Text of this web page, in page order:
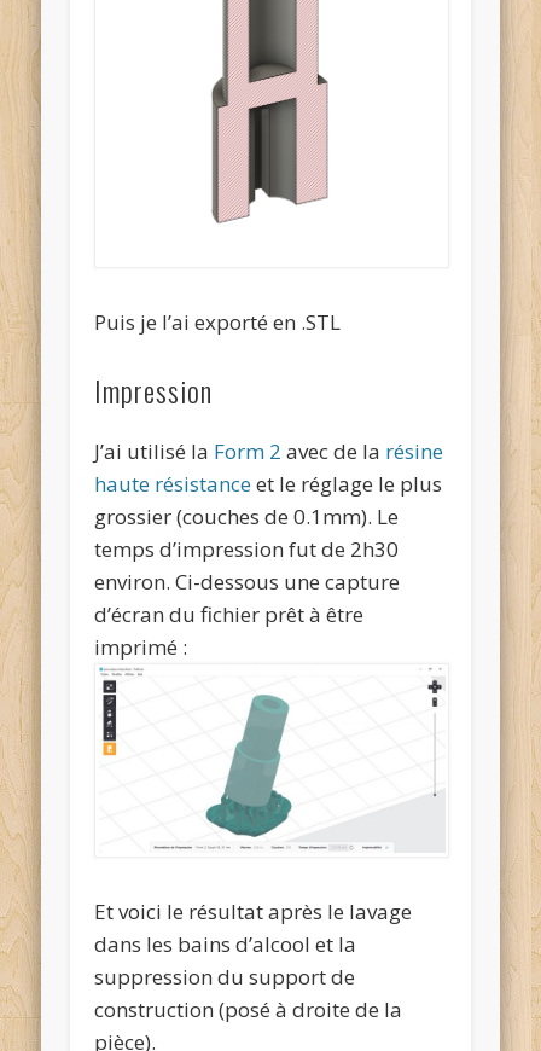
Puis je l’ai exporté en .STL
Impression
J’ai utilisé la Form 2 avec de la résine
haute résistanceet le réglage le plus
grossier (couches de 0.1mm). Le
temps d’impression fut de 2h30
environ. Ci-dessous une capture
d’écran du fichier prêt à être
imprimé :
Et voici le résultat après le lavage
dans les bains d’alcool et la
suppression du support de
construction (posé à droite de la
pièce).